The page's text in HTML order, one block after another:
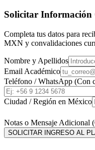
Solicitar Información
Completa tus datos para
MXN y convalidaciones
Nombre y Apellidos
Email Académico
Teléfono / WhatsApp (Con
Ciudad / Región en México
Notas o Mensaje Adicional
SOLICITAR INGRESO AL